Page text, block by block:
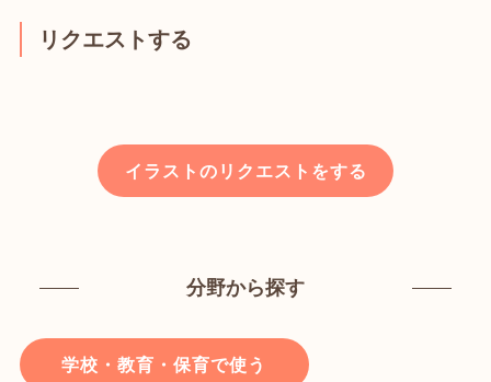
リクエストする
イラストのリクエストをする
分野から探す
学校・教育・保育で使う